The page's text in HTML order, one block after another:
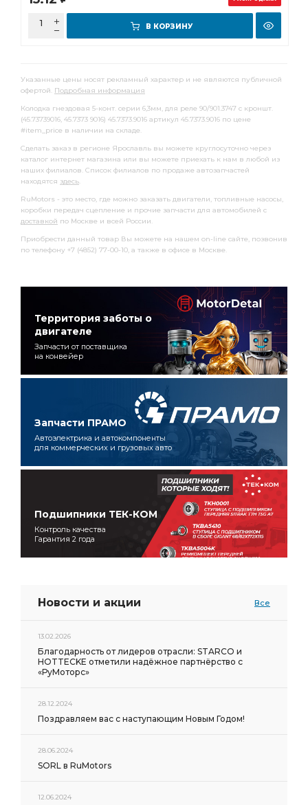
В КОРЗИНУ
Указанные цены носят рекламный характер и не являются публичной
офертой. Подробная информация
Колодка гнездовая 5-конт. серии 6,3мм, для реле 90/901.3747 с кроншт.
(45.73739016, 45.7373 9016) 45.7373.9016 артикул 45.7373.9016 по цене
#item_price в наличии на складе.
Сделать заказ в регионе Ярославль вы можете круглосуточно через
каталог интернет магазина или вы можете приехать к нам в любой из
наших филиалов. Список филиалов по продаже автозапчастей
находятся здесь.
RuMotors - это место, где можно заказать двигатели, топливные насосы,
коробки передач сцепление и прочие запчасти для автомобилей с
доставкой по Москве и всей России.
Приобрести данный товар Вы можете на нашем on-line сайте, позвонив
по телефону +7 (4852) 77-00-10, а также в офисе в Москве.
Территория заботы о
двигателе
Запчасти от поставщика
на конвейер
Запчасти ПРАМО
Автоэлектрика и автокомпоненты
для коммерческих и грузовых авто
Подшипники ТЕК-КОМ
Контроль качества
Гарантия 2 года
Новости и акции Все
13.02.2026
Благодарность от лидеров отрасли: STARCO и
HOTTECKE отметили надёжное партнёрство с
«РуМоторс»
28.12.2024
Поздравляем вас с наступающим Новым Годом!
28.06.2024
SORL в RuMotors
12.06.2024